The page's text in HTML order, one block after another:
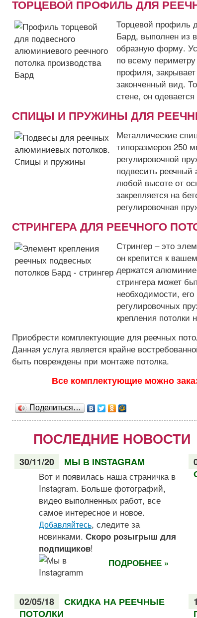
ТОРЦЕВОЙ ПРОФИЛЬ ДЛЯ
Торцевой профиль
Бард, выполнен из
образную форму.
по всему
профиля,
законченный вид.
стене, он
СПИЦЫ И ПРУЖИНЫ ДЛЯ
Металлические
типоразмеров 250
регулировочной
подвесить
любой высоте от
закрепляется на
регулировочная
СТРИНГЕРА ДЛЯ РЕЕЧНОГО
Стрингер – это
он крепится к
держатся
стрингера может
необходимости,
регулировочных
крепления
Приобрести комплектующие для реечных
Данная услуга является крайне
быть повреждены при монтаже потолка.
Все комплектующие можно
Поделиться…
ПОСЛЕДНИЕ НОВОСТИ
30/11/20 МЫ В INSTAGRAM
Вот и появилась наша страничка в
Instagram. Больше фотографий,
видео выполненных работ, все
самое интересное и новое.
Добавляйтесь, следите за
новинками. Скоро розыгрыш для
подпищиков!
ПОДРОБНЕЕ »
02/05/18
СКИДКА НА РЕЕЧНЫЕ
ПОТОЛКИ